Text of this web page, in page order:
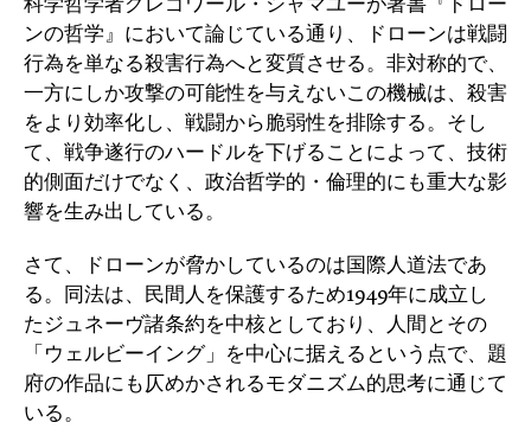
ンの哲学』において論じている通り、ドローンは戦闘
行為を単なる殺害行為へと変質させる。非対称的で、
一方にしか攻撃の可能性を与えないこの機械は、殺害
をより効率化し、戦闘から脆弱性を排除する。そし
て、戦争遂行のハードルを下げることによって、技術
的側面だけでなく、政治哲学的・倫理的にも重大な影
響を生み出している。
さて、ドローンが脅かしているのは国際人道法であ
る。同法は、民間人を保護するため1949年に成立し
たジュネーヴ諸条約を中核としており、人間とその
「ウェルビーイング」を中心に据えるという点で、題
府の作品にも仄めかされるモダニズム的思考に通じて
いる。